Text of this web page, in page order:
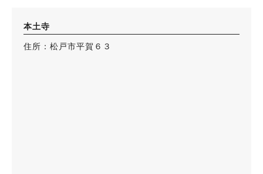
本土寺
住所：松戸市平賀６３